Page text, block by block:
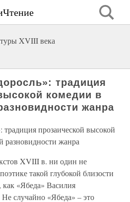
XVIII века
традиция
комедии в
жанра
прозаической высокой
разновидности жанра
XVIII в. ни один не
такой глубокой близости
как «Ябеда» Василия
случайно «Ябеда» – это